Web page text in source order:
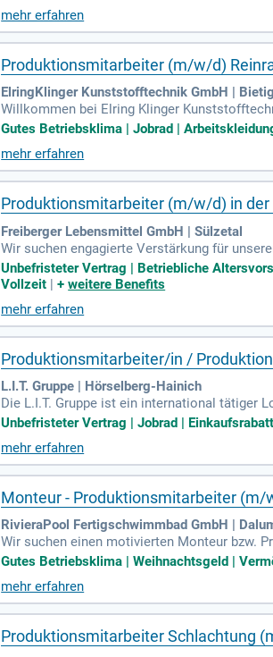
r hohen Carglass® Standards in Technik und
mehr erfahren
Produktionsmitarbeiter (m/w/d)
ElringKlinger Kunststofftechnik GmbH |
Willkommen bei Elring Klinger
ertigen Produkte, von Dichtungen bis
as Prüfen und Verarbeiten von PTFE-
erden Sie Teil unseres Teams und gestalten
Gutes Betriebsklima | Jobrad |
mehr erfahren
Produktionsmitarbeiter (m/w/d) in
Freiberger Lebensmittel GmbH | Sülzetal
Wir suchen engagierte Verstärkung für
risensicheren Lebensmittelbranche. Profitier
uf, dass du die Bewerberrichtlinien erfüllst
Unbefristeter Vertrag | Betriebliche
Vollzeit |+weitere Benefits
mehr erfahren
Produktionsmitarbeiter/in /
L.I.T. Gruppe | Hörselberg-Hainich
Die L.I.T. Gruppe ist ein international tätiger
bieten ein umfassendes Leistungsprofil in
ncen in einem innovativen und
berg-Hainich verantworten wir das
tsein und Aufmerksamkeit sind bei uns die
Unbefristeter Vertrag | Jobrad |
mehr erfahren
Monteur - Produktionsmitarbeiter (m/
RivieraPool Fertigschwimmbad GmbH |
Wir suchen einen motivierten Monteur bzw.
tion von Baugruppen für Schwimmbecken
Vergütung, Urlaubs- und Weihnachtsgeld
nternehmens und bewirb dich jetzt für eine
Gutes Betriebsklima | Weihnachtsgeld |
mehr erfahren
Produktionsmitarbeiter Schlachtung